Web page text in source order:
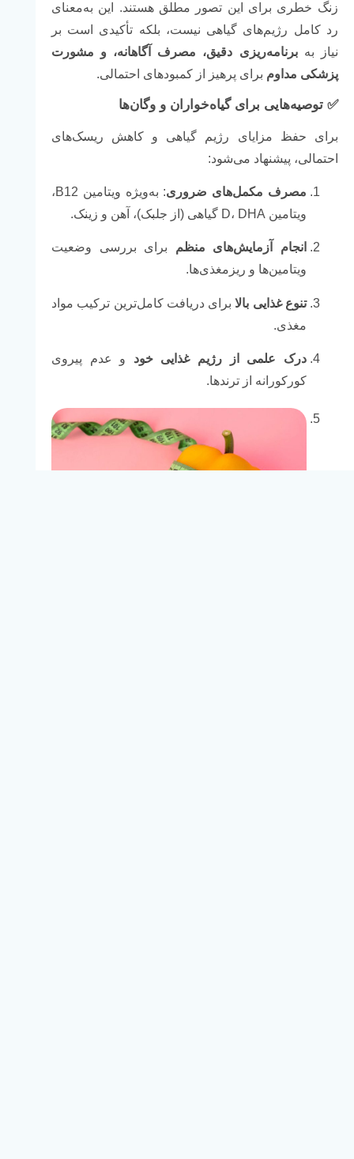
زنگ خطری برای این تصور مطلق هستند. این به‌معنای
رد کامل رژیم‌های گیاهی نیست، بلکه تأکیدی است بر
نیاز بهبرنامه‌ریزی دقیق، مصرف آگاهانه، و مشورت
پزشکی مداوم برای پرهیز از کمبودهای احتمالی.
✅ توصیه‌هایی برای گیاه‌خواران و وگان‌ها
برای حفظ مزایای رژیم گیاهی و کاهش ریسک‌های
احتمالی، پیشنهاد می‌شود:
مصرف مکمل‌های ضروری
: به‌ویژه ویتامین B12،
ویتامین D، DHA گیاهی (از جلبک)، آهن و زینک.
انجام آزمایش‌های منظم برای بررسی وضعیت
ویتامین‌ها و ریزمغذی‌ها.
تنوع غذایی بالابرای دریافت کامل‌ترین ترکیب مواد
مغذی.
درک علمی از رژیم غذایی خود و عدم پیروی
کورکورانه از ترندها.